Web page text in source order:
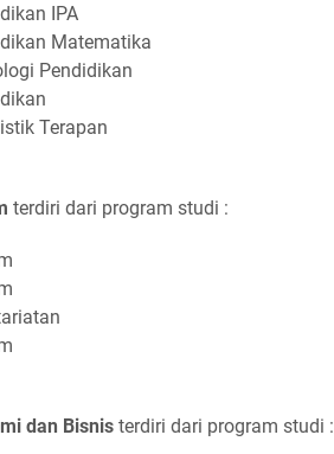
IPA
Matematika
Pendidikan
Terapan
terdiri dari program studi :
dan Bisnis terdiri dari program studi :